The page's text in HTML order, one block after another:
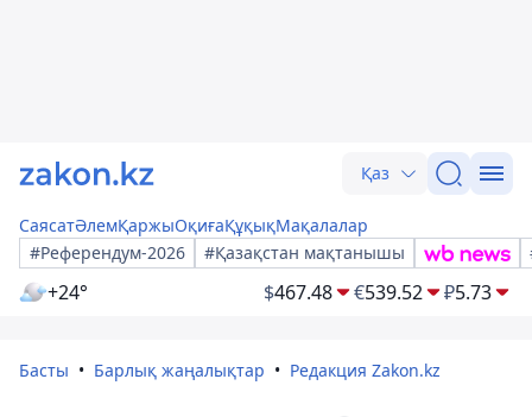
Қаз
СаясатӘлемҚаржыОқиғаҚұқықМақалалар
#Референдум-2026
#Қазақстан мақтанышы
+24° $467.48 €539.52 ₽5.73
Басты Барлық жаңалықтар Редакция Zakon.kz